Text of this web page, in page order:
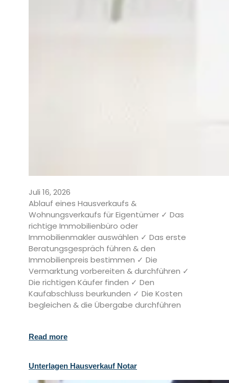
Juli 16, 2026
Ablauf eines Hausverkaufs &
Wohnungsverkaufs für Eigentümer ✓ Das
richtige Immobilienbüro oder
Immobilienmakler auswählen ✓ Das erste
Beratungsgespräch führen & den
Immobilienpreis bestimmen ✓ Die
Vermarktung vorbereiten & durchführen ✓
Die richtigen Käufer finden ✓ Den
Kaufabschluss beurkunden ✓ Die Kosten
begleichen & die Übergabe durchführen
Read more
Unterlagen Hausverkauf Notar